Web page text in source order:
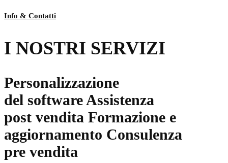
Info & Contatti
I NOSTRI SERVIZI
Personalizzazione
del softwareAssistenza
post vendita Formazione e
aggiornamento Consulenza
pre vendita